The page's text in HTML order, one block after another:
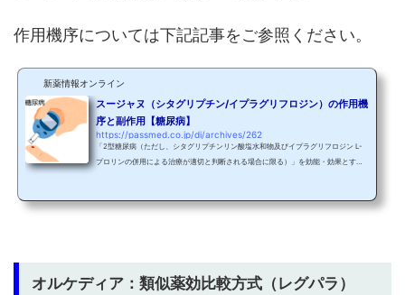
作用機序については下記記事をご参照ください。
新薬情報オンライン
スージャヌ（シタグリプチン/イプラグリフロジン）の作用機
序と副作用【糖尿病】
https://passmed.co.jp/di/archives/262
「2型糖尿病（ただし、シタグリプチンリン酸塩水和物及びイプラグリフロジン L-
プロリンの併用による治療が適切と判断される場合に限る）」を効能・効果とする
はDPP-4阻害薬のジャヌビアと、SGLT2阻害薬のスーグラの配合剤です。スーグラ
オルケディア：類似薬効比較方式（レグパラ）